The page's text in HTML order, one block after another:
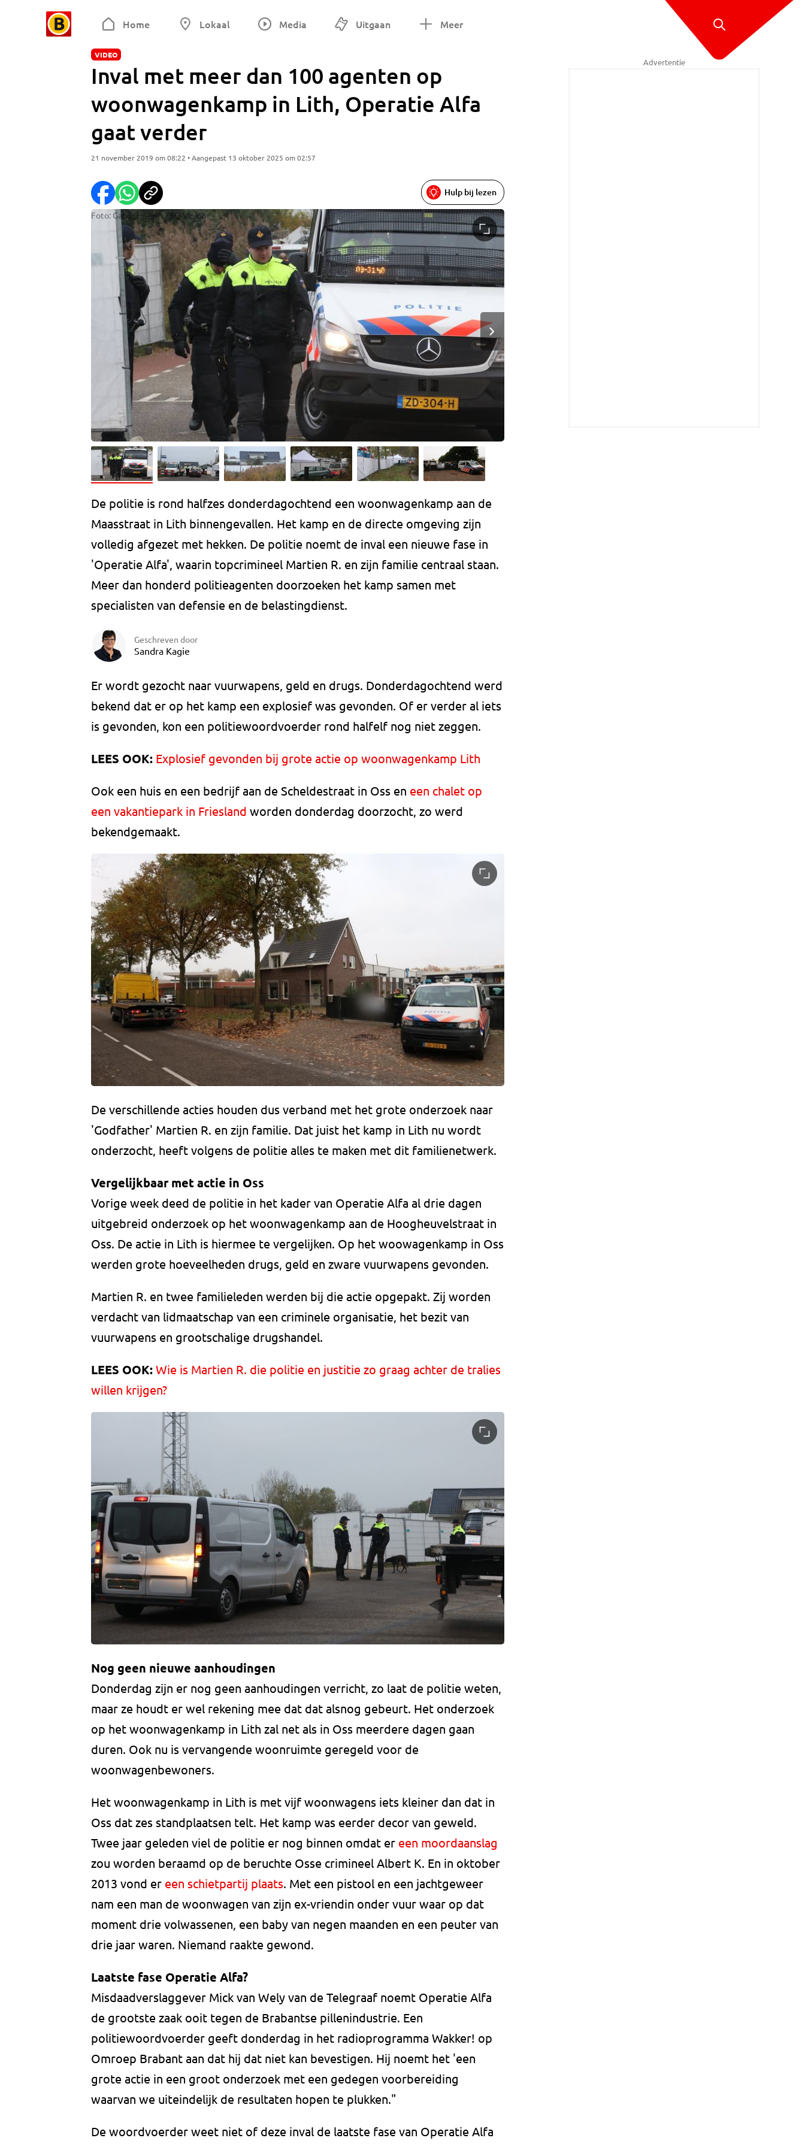
Home Lokaal Media Uitgaan Meer
VIDEO
Inval met meer dan 100 agenten op
woonwagenkamp in Lith, Operatie Alfa
gaat verder
21 november 2019 om 08:22 • Aangepast 13 oktober 2025 om 02:57
Foto: Gabor Heeres / SQ Vision
Hulp bij lezen
De politie is rond halfzes donderdagochtend een woonwagenkamp aan de
Maasstraat in Lith binnengevallen. Het kamp en de directe omgeving zijn
volledig afgezet met hekken. De politie noemt de inval een nieuwe fase in
'Operatie Alfa', waarin topcrimineel Martien R. en zijn familie centraal staan.
Meer dan honderd politieagenten doorzoeken het kamp samen met
specialisten van defensie en de belastingdienst.
Geschreven door
Sandra Kagie
Er wordt gezocht naar vuurwapens, geld en drugs. Donderdagochtend werd
bekend dat er op het kamp een explosief was gevonden. Of er verder al iets
is gevonden, kon een politiewoordvoerder rond halfelf nog niet zeggen.
LEES OOK: Explosief gevonden bij grote actie op woonwagenkamp Lith
Ook een huis en een bedrijf aan de Scheldestraat in Oss en een chalet op
een vakantiepark in Friesland worden donderdag doorzocht, zo werd
bekendgemaakt.
De verschillende acties houden dus verband met het grote onderzoek naar
'Godfather' Martien R. en zijn familie. Dat juist het kamp in Lith nu wordt
onderzocht, heeft volgens de politie alles te maken met dit familienetwerk.
Vergelijkbaar met actie in Oss
Vorige week deed de politie in het kader van Operatie Alfa al drie dagen
uitgebreid onderzoek op het woonwagenkamp aan de Hoogheuvelstraat in
Oss. De actie in Lith is hiermee te vergelijken. Op het woowagenkamp in Oss
werden grote hoeveelheden drugs, geld en zware vuurwapens gevonden.
Martien R. en twee familieleden werden bij die actie opgepakt. Zij worden
verdacht van lidmaatschap van een criminele organisatie, het bezit van
vuurwapens en grootschalige drugshandel.
LEES OOK: Wie is Martien R. die politie en justitie zo graag achter de tralies
willen krijgen?
Nog geen nieuwe aanhoudingen
Donderdag zijn er nog geen aanhoudingen verricht, zo laat de politie weten,
maar ze houdt er wel rekening mee dat dat alsnog gebeurt. Het onderzoek
op het woonwagenkamp in Lith zal net als in Oss meerdere dagen gaan
duren. Ook nu is vervangende woonruimte geregeld voor de
woonwagenbewoners.
Het woonwagenkamp in Lith is met vijf woonwagens iets kleiner dan dat in
Oss dat zes standplaatsen telt. Het kamp was eerder decor van geweld.
Twee jaar geleden viel de politie er nog binnen omdat er een moordaanslag
zou worden beraamd op de beruchte Osse crimineel Albert K. En in oktober
2013 vond er een schietpartij plaats. Met een pistool en een jachtgeweer
nam een man de woonwagen van zijn ex-vriendin onder vuur waar op dat
moment drie volwassenen, een baby van negen maanden en een peuter van
drie jaar waren. Niemand raakte gewond.
Laatste fase Operatie Alfa?
Misdaadverslaggever Mick van Wely van de Telegraaf noemt Operatie Alfa
de grootste zaak ooit tegen de Brabantse pillenindustrie. Een
politiewoordvoerder geeft donderdag in het radioprogramma Wakker! op
Omroep Brabant aan dat hij dat niet kan bevestigen. Hij noemt het 'een
grote actie in een groot onderzoek met een gedegen voorbereiding
waarvan we uiteindelijk de resultaten hopen te plukken."
De woordvoerder weet niet of deze inval de laatste fase van Operatie Alfa
Advertentie